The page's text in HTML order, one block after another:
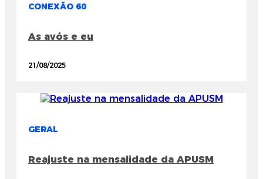
CONEXÃO 60
As avós e eu
21/08/2025
GERAL
Reajuste na mensalidade da APUSM